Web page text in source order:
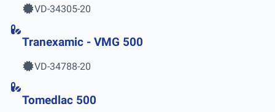
VD-34305-20
Tranexamic - VMG 500
VD-34788-20
Tomedlac 500